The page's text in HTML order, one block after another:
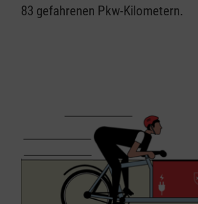
83 gefahrenen Pkw-Kilometern.